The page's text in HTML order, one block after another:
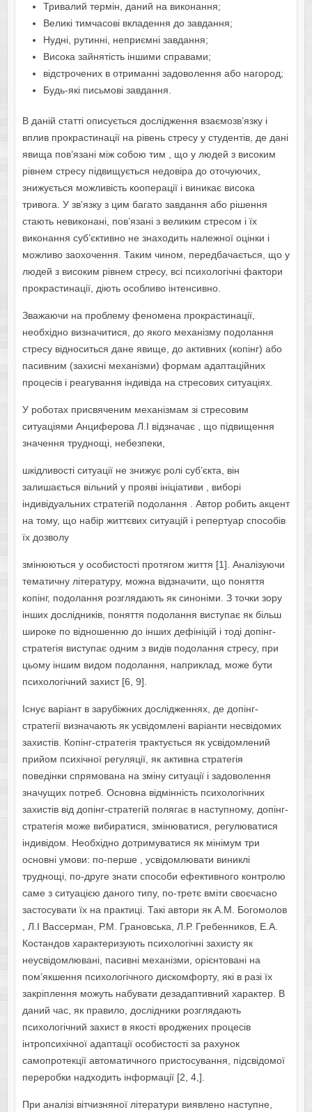
Тривалий термін, даний на виконання;
Великі тимчасові вкладення до завдання;
Нудні, рутинні, неприємні завдання;
Висока зайнятість іншими справами;
відстрочених в отриманні задоволення або нагород;
Будь-які письмові завдання.
В даній статті описується дослідження взаємозв’язку і
вплив прокрастинації на рівень стресу у студентів, де дані
явища пов’язані між собою тим , що у людей з високим
рівнем стресу підвищується недовіра до оточуючих,
знижується можливість кооперації і виникає висока
тривога. У зв’язку з цим багато завдання або рішення
стають невиконані, пов’язані з великим стресом і їх
виконання суб’єктивно не знаходить належної оцінки і
можливо заохочення. Таким чином, передбачається, що у
людей з високим рівнем стресу, всі психологічні фактори
прокрастинації, діють особливо інтенсивно.
Зважаючи на проблему феномена прокрастинації,
необхідно визначитися, до якого механізму подолання
стресу відноситься дане явище, до активних (копінг) або
пасивним (захисні механізми) формам адаптаційних
процесів і реагування індивіда на стресових ситуаціях.
У роботах присвяченим механізмам зі стресовим
ситуаціями Анциферова Л.І відзначає , що підвищення
значення труднощі, небезпеки,
шкідливості ситуації не знижує ролі суб’єкта, він
залишається вільний у прояві ініціативи , виборі
індивідуальних стратегій подолання . Автор робить акцент
на тому, що набір життєвих ситуацій і репертуар способів
їх дозволу
змінюються у особистості протягом життя [1]. Аналізуючи
тематичну літературу, можна відзначити, що поняття
копінг, подолання розглядають як синоніми. З точки зору
інших дослідників, поняття подолання виступає як більш
широке по відношенню до інших дефініцій і тоді допінг-
стратегія виступає одним з видів подолання стресу, при
цьому іншим видом подолання, наприклад, може бути
психологічний захист [6, 9].
Існує варіант в зарубіжних дослідженнях, де допінг-
стратегії визначають як усвідомлені варіанти несвідомих
захистів. Копінг-стратегія трактується як усвідомлений
прийом психічної регуляції, як активна стратегія
поведінки спрямована на зміну ситуації і задоволення
значущих потреб. Основна відмінність психологічних
захистів від допінг-стратегій полягає в наступному, допінг-
стратегія може вибиратися, змінюватися, регулюватися
індивідом. Необхідно дотримуватися як мінімум три
основні умови: по-перше , усвідомлювати виниклі
труднощі, по-друге знати способи ефективного контролю
саме з ситуацією даного типу, по-третє вміти своєчасно
застосувати їх на практиці. Такі автори як А.М. Богомолов
, Л.І Вассерман, Р.М. Грановська, Л.Р. Гребенников, Е.А.
Костандов характеризують психологічні захисту як
неусвідомлювані, пасивні механізми, орієнтовані на
пом’якшення психологічного дискомфорту, які в разі їх
закріплення можуть набувати дезадаптивний характер. В
даний час, як правило, дослідники розглядають
психологічний захист в якості вроджених процесів
інтропсихічної адаптації особистості за рахунок
самопротекції автоматичного пристосування, підсвідомої
переробки надходить інформації [2, 4,].
При аналізі вітчизняної літератури виявлено наступне,